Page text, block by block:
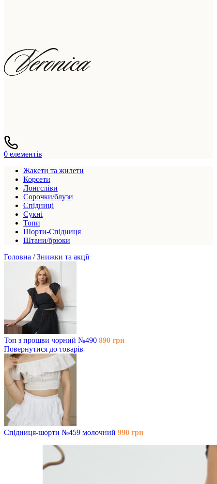
0 елементів
Жакети та жилети
Корсети
Лонгсліви
Сорочки/блузи
Спідниці
Сукні
Топи
Шорти-Спідниця
Штани/брюки
Головна / Знижки та акції
Топ з прошви чорний №490 890 грн
Повернутися до товарів
Спідниця-шорти №459 молочний 990 грн